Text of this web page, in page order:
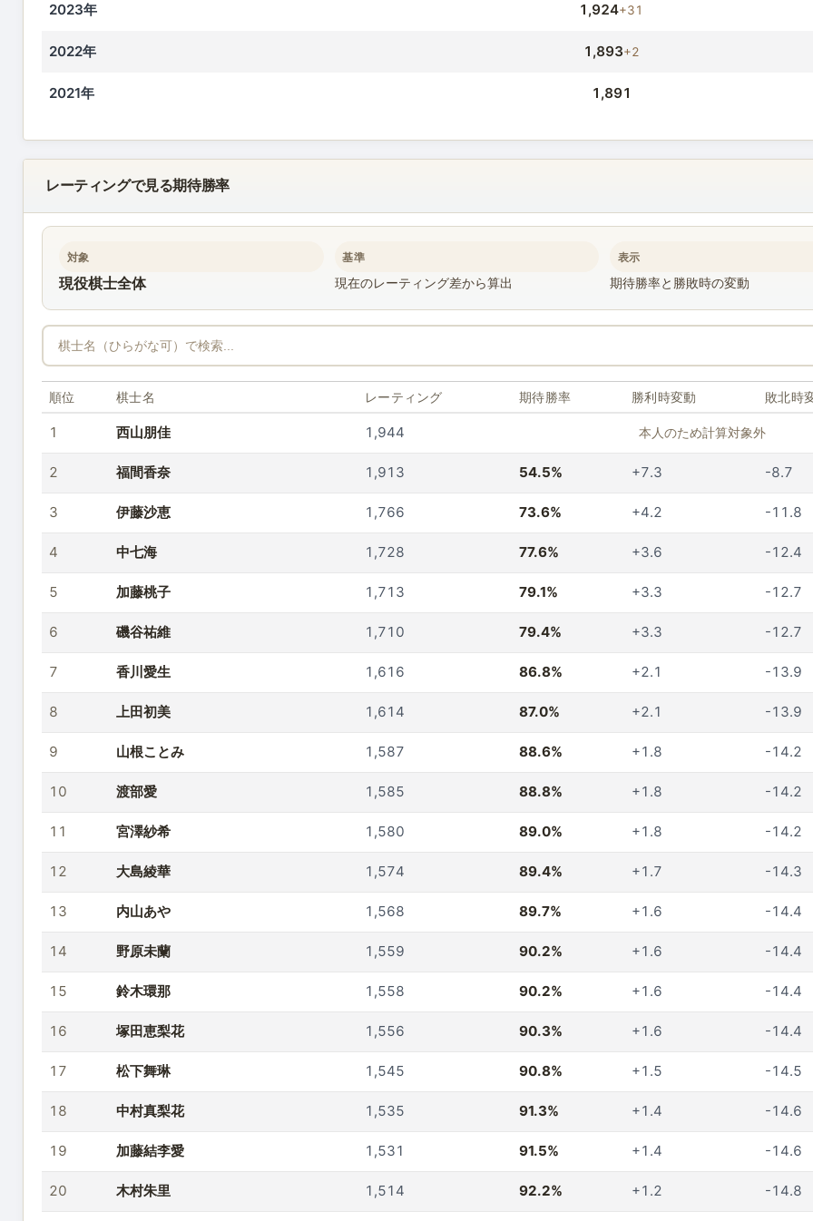
2023年 1,924+31
2022年 1,893+2
2021年 1,891
レーティングで見る期待勝率
対象
現役棋士全体
基準
現在のレーティング差から算出
表示
期待勝率と勝敗時の変動
順位 棋士名 レーティング 期待勝率 勝利時変動 敗北時
1 西山朋佳 1,944 本人のため計算対象外
2 福間香奈 1,913 54.5% +7.3 -8.7
3 伊藤沙恵 1,766 73.6% +4.2 -11.8
4 中七海 1,728 77.6% +3.6 -12.4
5 加藤桃子 1,713 79.1% +3.3 -12.7
6 磯谷祐維 1,710 79.4% +3.3 -12.7
7 香川愛生 1,616 86.8% +2.1 -13.9
8 上田初美 1,614 87.0% +2.1 -13.9
9 山根ことみ 1,587 88.6% +1.8 -14.2
10 渡部愛 1,585 88.8% +1.8 -14.2
11 宮澤紗希 1,580 89.0% +1.8 -14.2
12 大島綾華 1,574 89.4% +1.7 -14.3
13 内山あや 1,568 89.7% +1.6 -14.4
14 野原未蘭 1,559 90.2% +1.6 -14.4
15 鈴木環那 1,558 90.2% +1.6 -14.4
16 塚田恵梨花 1,556 90.3% +1.6 -14.4
17 松下舞琳 1,545 90.8% +1.5 -14.5
18 中村真梨花 1,535 91.3% +1.4 -14.6
19 加藤結李愛 1,531 91.5% +1.4 -14.6
20 木村朱里 1,514 92.2% +1.2 -14.8